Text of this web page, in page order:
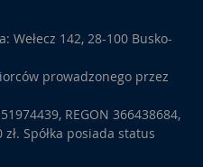
Wełecz 142, 28-100 Busko-
prowadzonego przez
REGON 366438684,
Spółka posiada status